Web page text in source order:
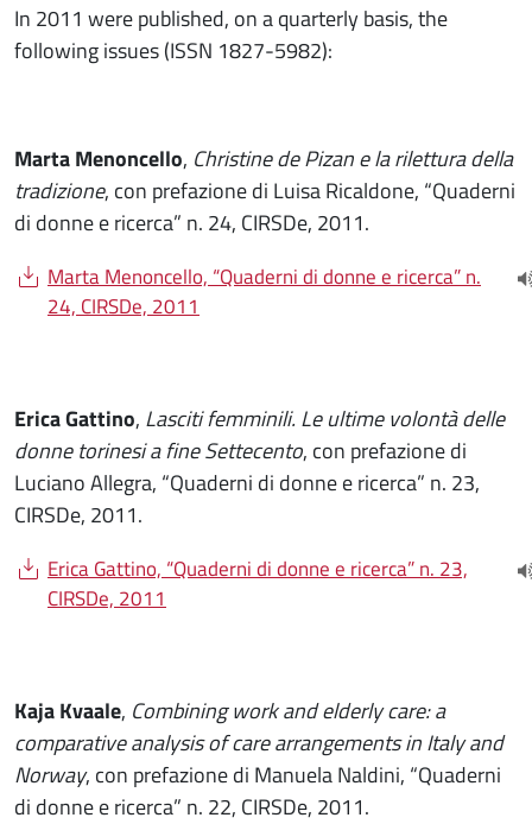
In 2011 were published, on a quarterly basis, the
following issues (ISSN 1827-5982):
Marta Menoncello, Christine de Pizan e la rilettura della
tradizione, con prefazione di Luisa Ricaldone, “Quaderni
di donne e ricerca” n. 24, CIRSDe, 2011.
Document
Marta Menoncello, “Quaderni di donne e ricerca” n.
24, CIRSDe, 2011
Erica Gattino, Lasciti femminili. Le ultime volontà delle
donne torinesi a fine Settecento, con prefazione di
Luciano Allegra, “Quaderni di donne e ricerca” n. 23,
CIRSDe, 2011.
Document
Erica Gattino, “Quaderni di donne e ricerca” n. 23,
CIRSDe, 2011
Kaja Kvaale, Combining work and elderly care: a
comparative analysis of care arrangements in Italy and
Norway, con prefazione di Manuela Naldini, “Quaderni
di donne e ricerca” n. 22, CIRSDe, 2011.